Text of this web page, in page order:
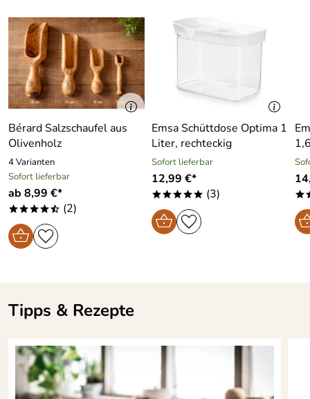
Bérard Salzschaufel aus
Olivenholz
4 Varianten
Sofort lieferbar
ab 8,99 €*
****/ (2)
Emsa Schüttdose Optima 1
Liter, rechteckig
Sofort lieferbar
12,99 €*
***** (3)
Tipps & Rezepte